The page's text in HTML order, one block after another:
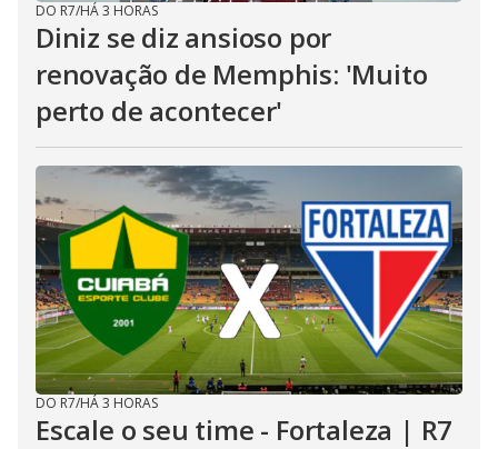
DO R7/HÁ 3 HORAS
Diniz se diz ansioso por
renovação de Memphis: 'Muito
perto de acontecer'
DO R7/HÁ 3 HORAS
Escale o seu time - Fortaleza | R7